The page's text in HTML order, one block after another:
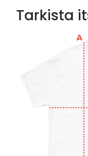
Tarkista